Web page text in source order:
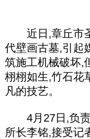
近日,章丘市圣
代壁画古墓,引起
筑施工机械破坏,
栩栩如生,竹石花
凡的技艺。
4月27日,负责
所长李铭,接受记